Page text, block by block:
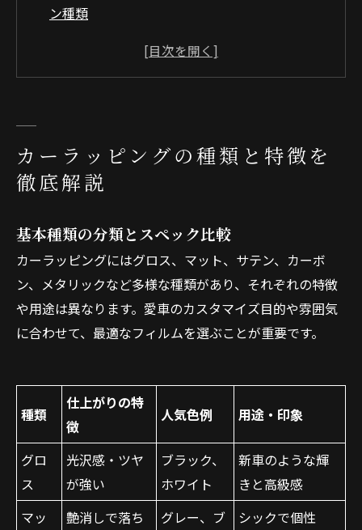
ン種類
カーラッピング種類別の費用相場と施工範囲別
会社概要
カーラッピングの種類と特徴を
徹底解説
基本種類の分類とスペック比較
カーラッピングにはグロス、マット、サテン、カーボ
ン、メタリックなど多様な種類があり、それぞれの特徴
や用途は異なります。愛車のカスタマイズ目的や雰囲気
に合わせて、最適なフィルムを選ぶことが重要です。
種類
仕上がりの特
徴
人気色例 用途・印象
グロ
ス
光沢感・ツヤ
が強い
ブラック、
ホワイト
新車のような輝
きと高級感
マッ
艶消しで落ち
グレー、ブ
シックで個性